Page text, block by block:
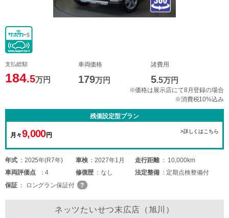
支払総額
184.5万円
車両価格
179万円
諸費用
5.5万円
※価格は展示店にて8月登録の場合
※消費税10%込み
残価設定型プラン
月々9,000円
>詳しくはこちら
年式 2025年(R7年) 車検 2027年1月 走行距離
10,000km
車両評価点 4 修復歴 なし 法定整備
定期点検整備付
保証
ロングラン保証付
ネッツたいせつ末広店（旭川）